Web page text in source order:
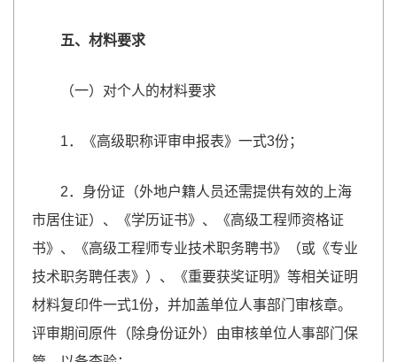
五、材料要求
（一）对个人的材料要求
1．《高级职称评审申报表》一式3份；
2．身份证（外地户籍人员还需提供有效的上海
市居住证）、《学历证书》、《高级工程师资格证
书》、《高级工程师专业技术职务聘书》（或《专业
技术职务聘任表》）、《重要获奖证明》等相关证明
材料复印件一式1份，并加盖单位人事部门审核章。
评审期间原件（除身份证外）由审核单位人事部门保